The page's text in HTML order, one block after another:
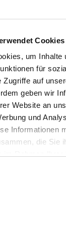
Cookies
um Inhalte
für
Zugriffe auf
geben wir
Website an
und
Informationen
die Sie
oder 4PDT
(10A)
Steck- oder
umfassen